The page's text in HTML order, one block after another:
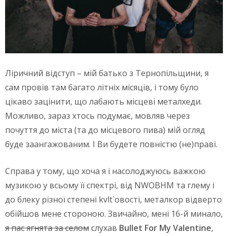
Ліричний відступ – мій батько з Тернопільщини, я
сам провів там багато літніх місяців, і тому було
цікаво зацінити, що лабають місцеві металхеди.
Можливо, зараз хтось подумає, мовляв через
почуття до міста (та до місцевого пива) мій огляд
буде заангажованим. І Ви будете повністю (не)праві.
Справа у тому, що хоча я і насолоджуюсь важкою
музикою у всьому її спектрі, від NWOBHM та глему і
до блеку різної степені kvlt`овості, металкор відверто
обійшов мене стороною. Звичайно, мені 16-й минало,
я пас ягнята за селомслухав Bullet For My Valentine,